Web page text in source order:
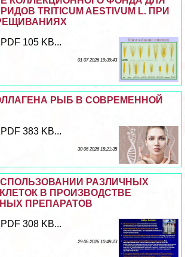
TRITICUM AESTIVUM L. ПРИ
105 KB...
01 07 2026 19:39:43
РЫБ В СОВРЕМЕННОЙ
383 KB...
30 06 2026 18:21:35
РАЗЛИЧНЫХ
В ПРОИЗВОДСТВЕ
ПРЕПАРАТОВ
308 KB...
29 06 2026 10:48:23